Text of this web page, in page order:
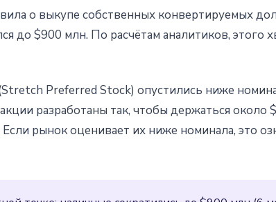
о выкупе собственных конвертируемых
до $900 млн. По расчётам аналитиков, этого
Preferred Stock) опустились ниже
разработаны так, чтобы держаться около
рынок оценивает их ниже номинала, это